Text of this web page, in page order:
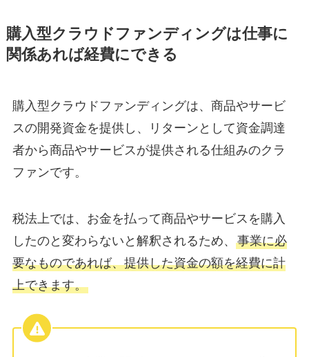
購入型クラウドファンディングは仕事に
関係あれば経費にできる
購入型クラウドファンディングは、商品やサービ
スの開発資金を提供し、リターンとして資金調達
者から商品やサービスが提供される仕組みのクラ
ファンです。
税法上では、お金を払って商品やサービスを購入
したのと変わらないと解釈されるため、 事業に必
要なものであれば、提供した資金の額を経費に計
上できます。